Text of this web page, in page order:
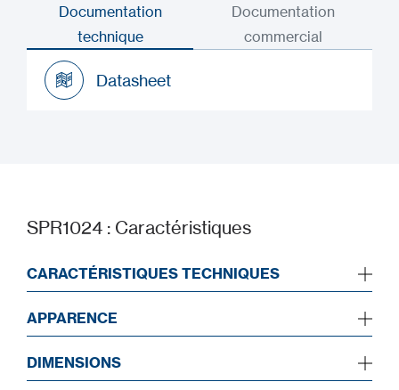
Documentation
technique
Documentation
commercial
Datasheet
SPR1024 : Caractéristiques
CARACTÉRISTIQUES TECHNIQUES
APPARENCE
DIMENSIONS